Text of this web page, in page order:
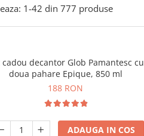
1-42 din 777 produse
cadou decantor Glob Pamantesc cu
doua pahare Epique, 850 ml
188 RON
ADAUGA IN COS